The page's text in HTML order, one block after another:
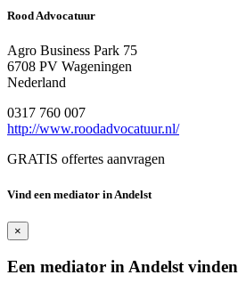
Rood Advocatuur
Agro Business Park 75
6708 PV Wageningen
Nederland
0317 760 007
http://www.roodadvocatuur.nl/
GRATIS offertes aanvragen
Vind een mediator in Andelst
×
Een mediator in Andelst vinden